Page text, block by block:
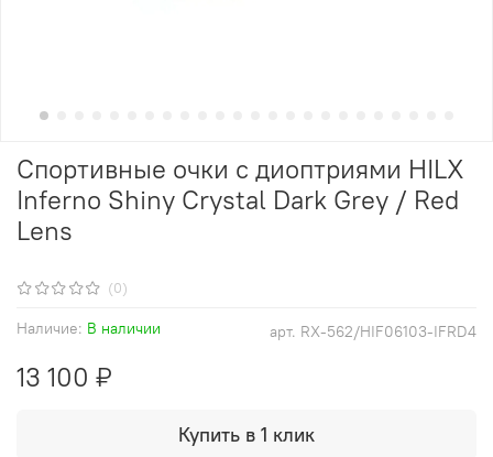
(0)
арт. RX-562/HIF06103-IFRD4
Наличие: В наличии
Спортивные очки с диоптриями HILX
Inferno Shiny Crystal Dark Grey / Red
Lens
13 100 ₽
Купить в 1 клик